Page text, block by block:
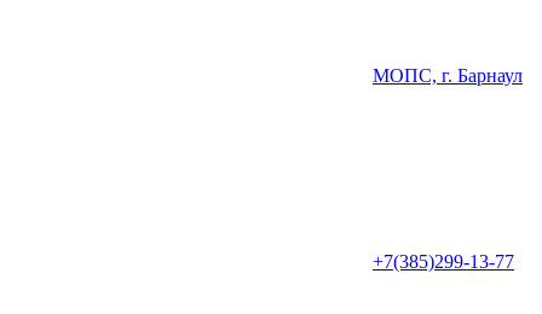
МОПС, г. Барнаул
+7(385)299-13-77